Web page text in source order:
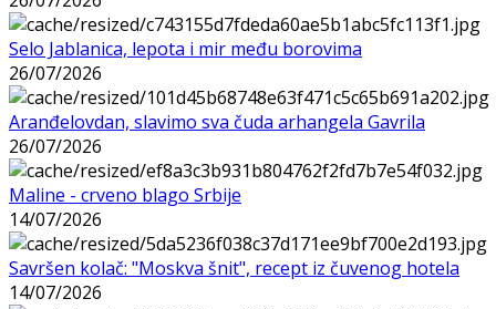
Selo Jablanica, lepota i mir među borovima
26/07/2026
Aranđelovdan, slavimo sva čuda arhangela Gavrila
26/07/2026
Maline - crveno blago Srbije
14/07/2026
Savršen kolač: "Moskva šnit", recept iz čuvenog hotela
14/07/2026